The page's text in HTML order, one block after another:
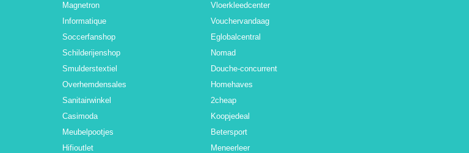
Magnetron
Informatique
Soccerfanshop
Schilderijenshop
Smulderstextiel
Overhemdensales
Sanitairwinkel
Casimoda
Meubelpootjes
Hifioutlet
Vloerkleedcenter
Vouchervandaag
Eglobalcentral
Nomad
Douche-concurrent
Homehaves
2cheap
Koopjedeal
Betersport
Meneerleer